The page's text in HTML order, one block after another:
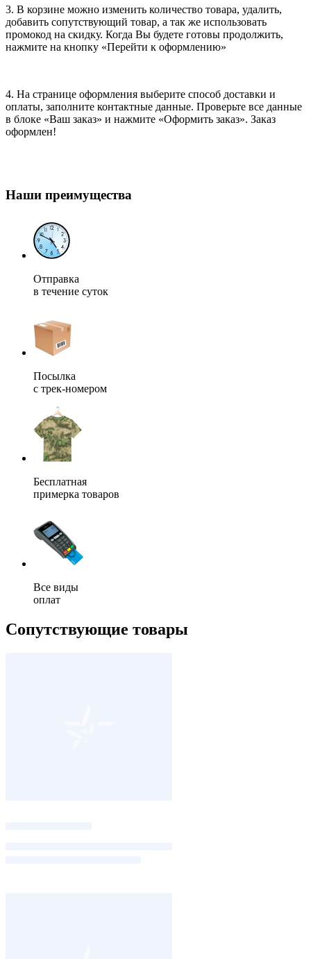
3. В корзине можно изменить количество товара, удалить,
добавить сопутствующий товар, а так же использовать
промокод на скидку. Когда Вы будете готовы продолжить,
нажмите на кнопку «Перейти к оформлению»
4. На странице оформления выберите способ доставки и
оплаты, заполните контактные данные. Проверьте все данные
в блоке «Ваш заказ» и нажмите «Оформить заказ». Заказ
оформлен!
Наши преимущества
Отправка
в течение суток
Посылка
с трек-номером
Бесплатная
примерка товаров
Все виды
оплат
Сопутствующие товары